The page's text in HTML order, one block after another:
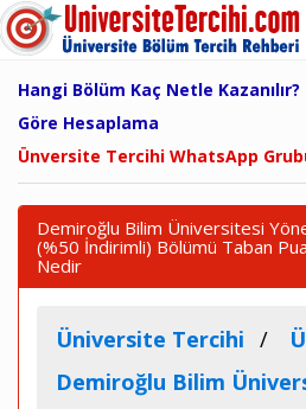
Hangi Bölüm Kaç Netle Kazanılır?
Göre Hesaplama
Ünversite Tercihi WhatsApp
Demiroğlu Bilim Üniversitesi
(%50 İndirimli) Bölümü Taban
Nedir
Üniversite Tercihi
Demiroğlu Bilim